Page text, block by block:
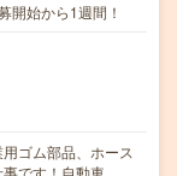
始から1週間！
ゴム部品、ホース
です！自動車…